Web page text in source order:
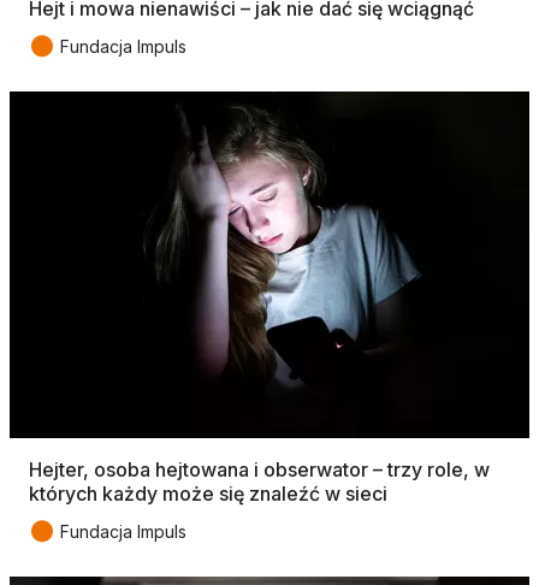
Hejt i mowa nienawiści – jak nie dać się wciągnąć
● Fundacja Impuls
Hejter, osoba hejtowana i obserwator – trzy role, w
których każdy może się znaleźć w sieci
● Fundacja Impuls